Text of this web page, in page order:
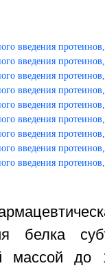
белка
массой до